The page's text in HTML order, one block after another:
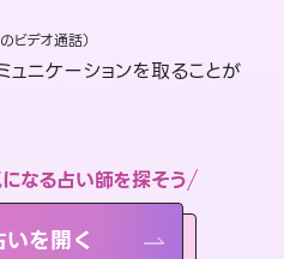
ビデオ通話）
ュニケーションを取ることが
なる占い師を探そう
を開く